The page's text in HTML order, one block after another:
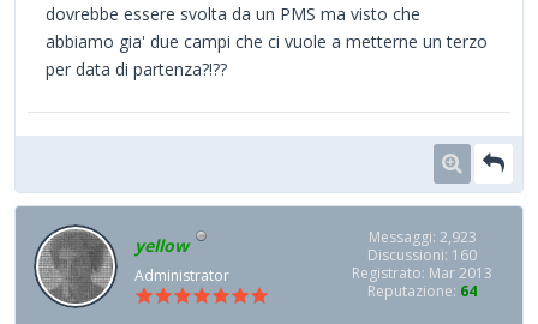
dovrebbe essere svolta da un PMS ma visto che
abbiamo gia' due campi che ci vuole a metterne un terzo
per data di partenza?!??
yellow
Administrator
Messaggi: 2,923
Discussioni: 160
Registrato: Mar 2013
Reputazione: 64